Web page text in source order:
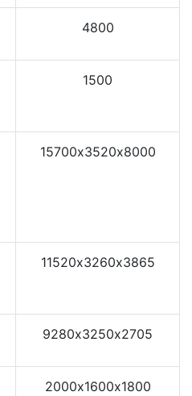
4800
1500
15700х3520х8000
11520х3260х3865
9280х3250х2705
2000х1600х1800